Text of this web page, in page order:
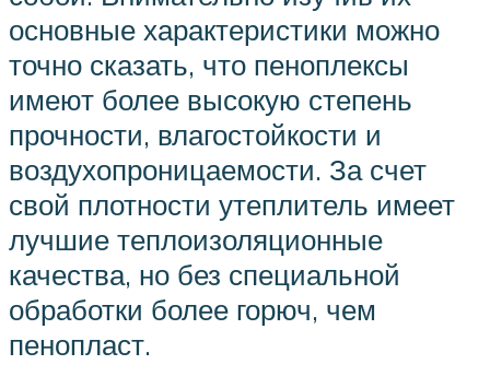
основные характеристики можно
точно сказать, что пеноплексы
имеют более высокую степень
прочности, влагостойкости и
воздухопроницаемости. За счет
свой плотности утеплитель имеет
лучшие теплоизоляционные
качества, но без специальной
обработки более горюч, чем
пенопласт.